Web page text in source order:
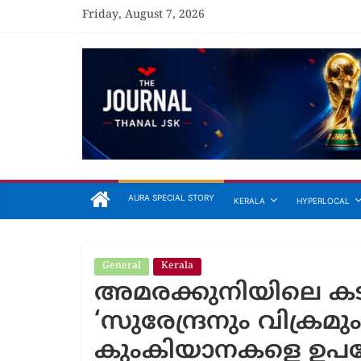
Friday, August 7, 2026
The
Journal
Unfolding
Truth
AURA SPECIAL STORY KERALA HYPERLOCAL
General Kerala
അമരക്കുനിയിലെ
‘സുരേന്ദ്രനും
കുംകിയാനകളെ
attiri